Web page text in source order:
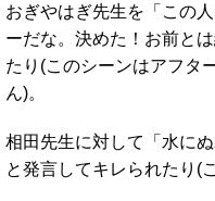
おぎやはぎ先生を「この
ーだな。決めた！お前と
たり(このシーンはアフタ
ん)。
相田先生に対して「水に
と発言してキレられたり(